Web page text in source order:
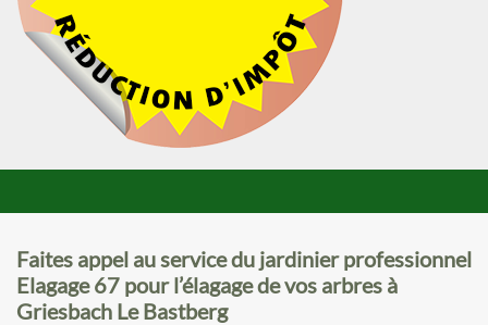
Faites appel au service du jardinier professionnel
Elagage 67 pour l’élagage de vos arbres à
Griesbach Le Bastberg